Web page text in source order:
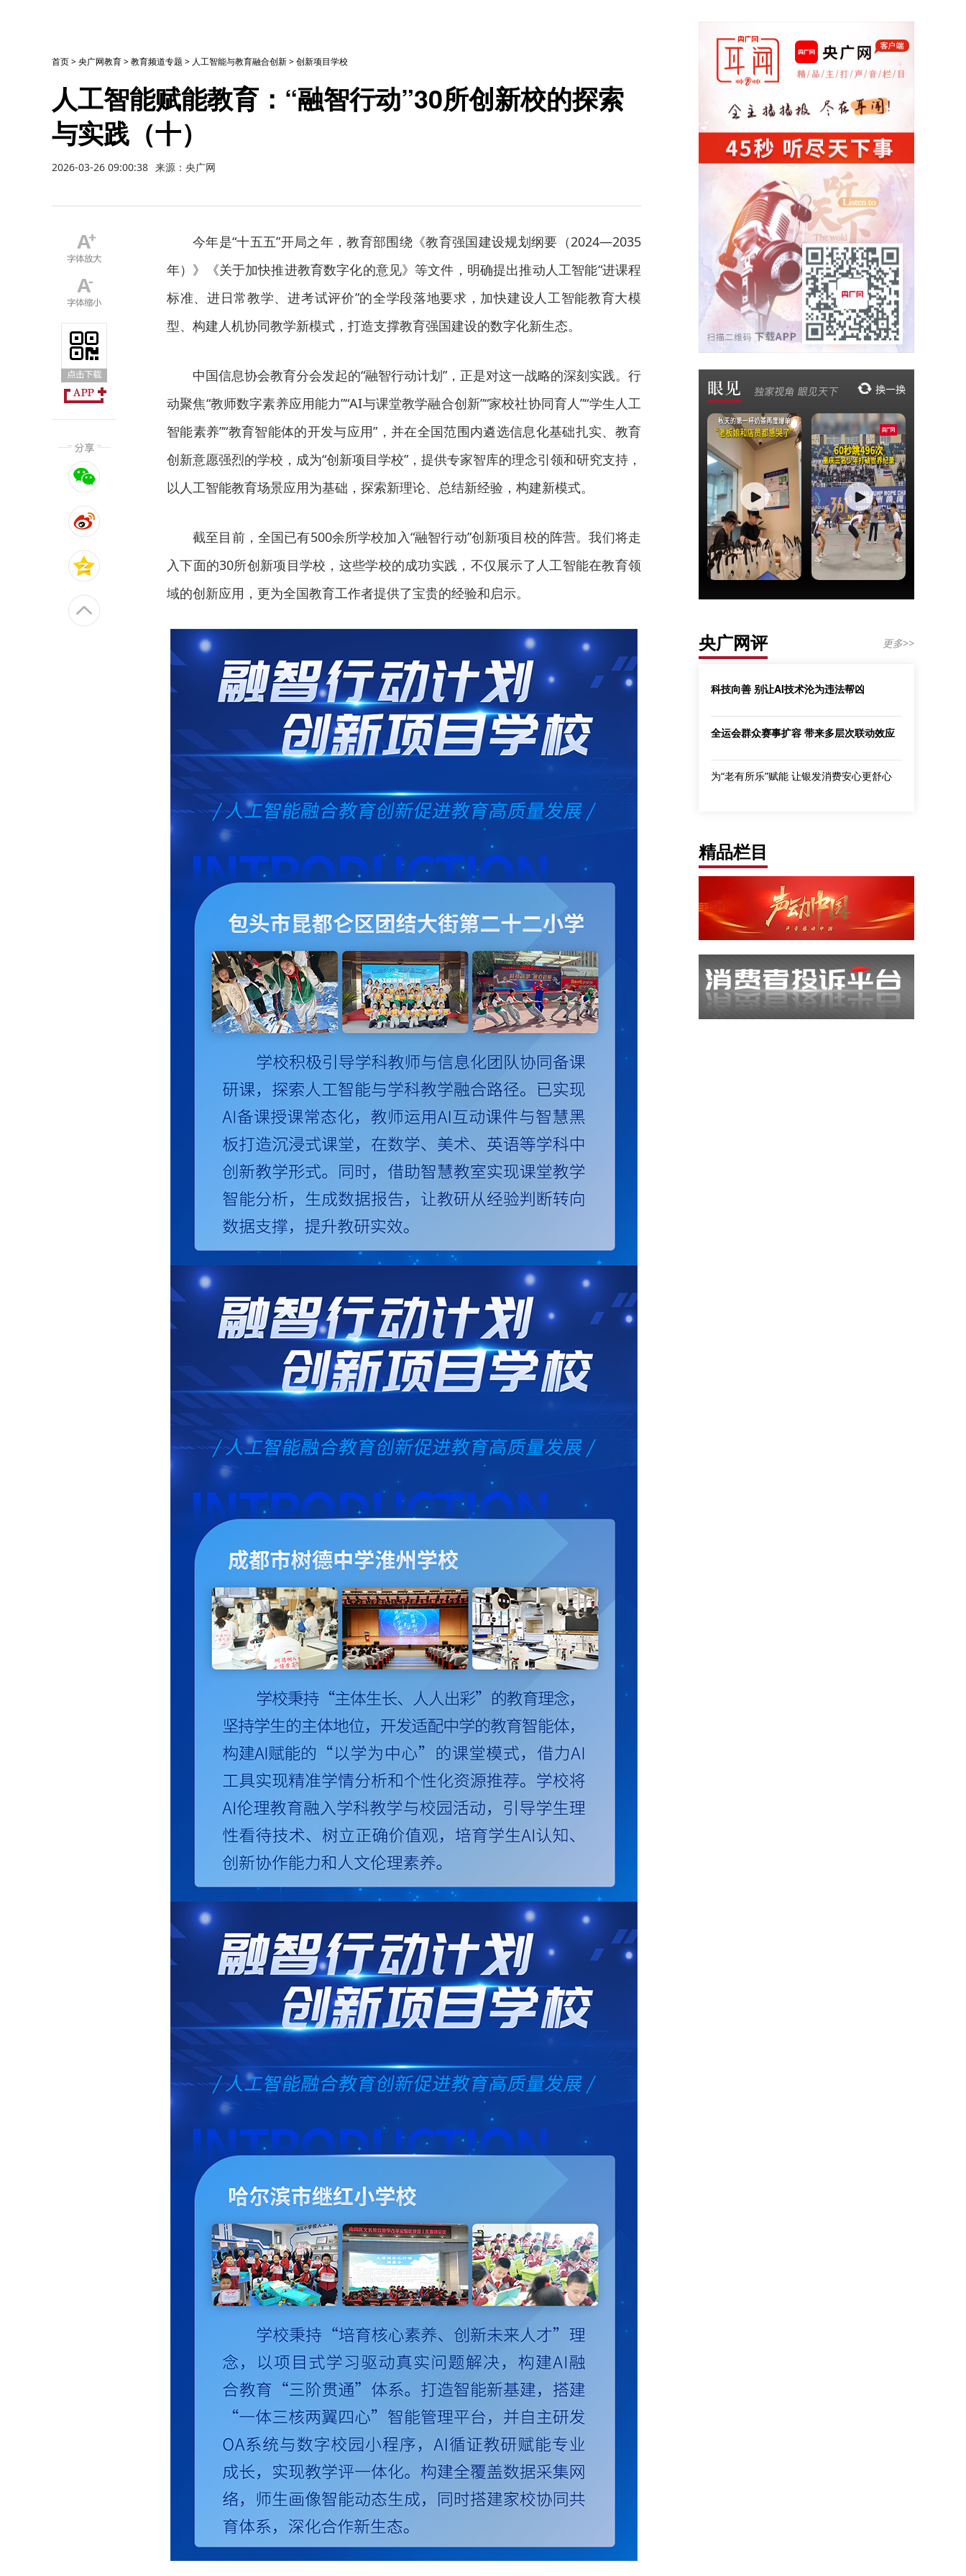
首页>央广网教育>教育频道专题 > 人工智能与教育融合创新>创新项目学校
人工智能赋能教育：“融智行动”30所创新校的探索
与实践（十）
2026-03-26 09:00:38 来源：央广网
今年是“十五五”开局之年，教育部围绕《教育强国建设规划纲要（2024—2035
年）》《关于加快推进教育数字化的意见》等文件，明确提出推动人工智能“进课程
标准、进日常教学、进考试评价”的全学段落地要求，加快建设人工智能教育大模
型、构建人机协同教学新模式，打造支撑教育强国建设的数字化新生态。
中国信息协会教育分会发起的“融智行动计划”，正是对这一战略的深刻实践。行
动聚焦“教师数字素养应用能力”“AI与课堂教学融合创新”“家校社协同育人”“学生人工
智能素养”“教育智能体的开发与应用”，并在全国范围内遴选信息化基础扎实、教育
创新意愿强烈的学校，成为“创新项目学校”，提供专家智库的理念引领和研究支持，
以人工智能教育场景应用为基础，探索新理论、总结新经验，构建新模式。
截至目前，全国已有500余所学校加入“融智行动”创新项目校的阵营。我们将走
入下面的30所创新项目学校，这些学校的成功实践，不仅展示了人工智能在教育领
域的创新应用，更为全国教育工作者提供了宝贵的经验和启示。
央广网评 更多>>
科技向善 别让AI技术沦为违法帮凶
全运会群众赛事扩容 带来多层次联动效应
为“老有所乐”赋能 让银发消费安心更舒心
精品栏目